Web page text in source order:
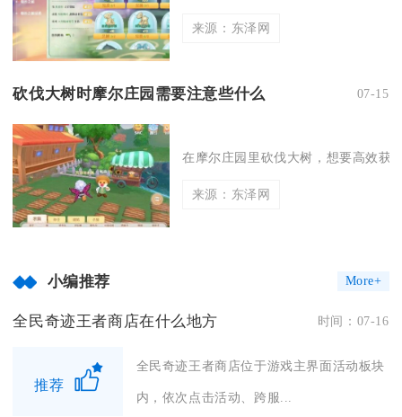
来源：东泽网
砍伐大树时摩尔庄园需要注意些什么 07-15
在摩尔庄园里砍伐大树，想要高效获
来源：东泽网
小编推荐 More+
全民奇迹王者商店在什么地方 时间：07-16
推荐
全民奇迹王者商店位于游戏主界面活动板块
内，依次点击活动、跨服...